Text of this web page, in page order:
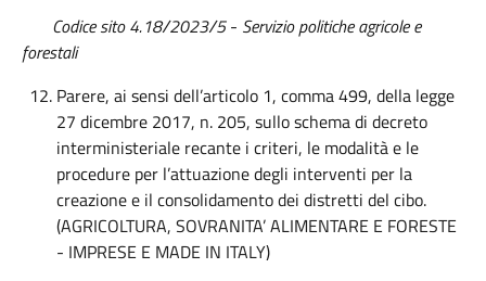
Codice sito 4.18/2023/5- Servizio politiche agricole e
forestali
Parere, ai sensi dell’articolo 1, comma 499, della legge
27 dicembre 2017, n. 205, sullo schema di decreto
interministeriale recante i criteri, le modalità e le
procedure per l’attuazione degli interventi per la
creazione e il consolidamento dei distretti del cibo.
(AGRICOLTURA, SOVRANITA’ ALIMENTARE E FORESTE
- IMPRESE E MADE IN ITALY)